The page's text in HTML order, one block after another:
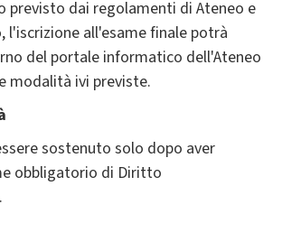
previsto dai regolamenti di Ateneo e
l'iscrizione all'esame finale potrà
del portale informatico dell'Ateneo
modalità ivi previste.
sostenuto solo dopo aver
obbligatorio di Diritto